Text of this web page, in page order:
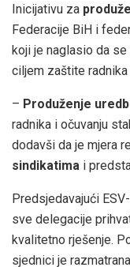
Inicijativu za
Federacije BiH i
koji je naglasio da
ciljem zaštite
– Produženje
radnika i očuvanju
dodavši da je mjera
sindikatima i
Predsjedavajući
sve delegacije
kvalitetno rješenje.
sjednici je